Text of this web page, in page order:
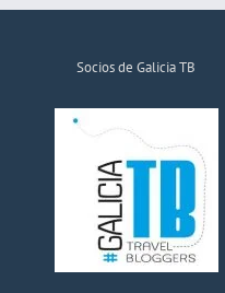
Socios de Galicia TB